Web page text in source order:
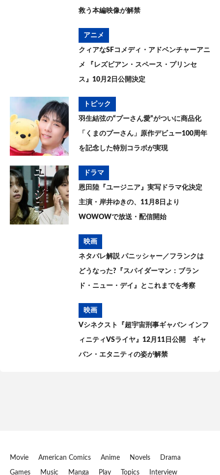
救う本編映像が解禁
アニメ
クィアなSFコメディ・アドベンチャーアニ
メ 『レズビアン・スペース・プリンセ
ス』10月2日公開決定
トピック
羽生結弦の“プーさん愛”がついに商品化
「くまのプーさん」原作デビュー100周年
を記念した特別コラボが実現
ドラマ
恩田陸『ユージニア』実写ドラマ化決定
主演・岸井ゆきの、11月8日より
WOWOWで放送・配信開始
映画
ネタバレ解説 パニッシャー／フランクは
どうなった?『スパイダーマン：ブラン
ド・ニュー・デイ』とこれまでを考察
映画
Vシネクスト『超宇宙刑事ギャバン インフ
ィニティVSライヤ』12月11日公開 ギャ
バン・エタニティの姿が解禁
Movie American Comics Anime Novels Drama
Games Music Manga Play Topics Interview